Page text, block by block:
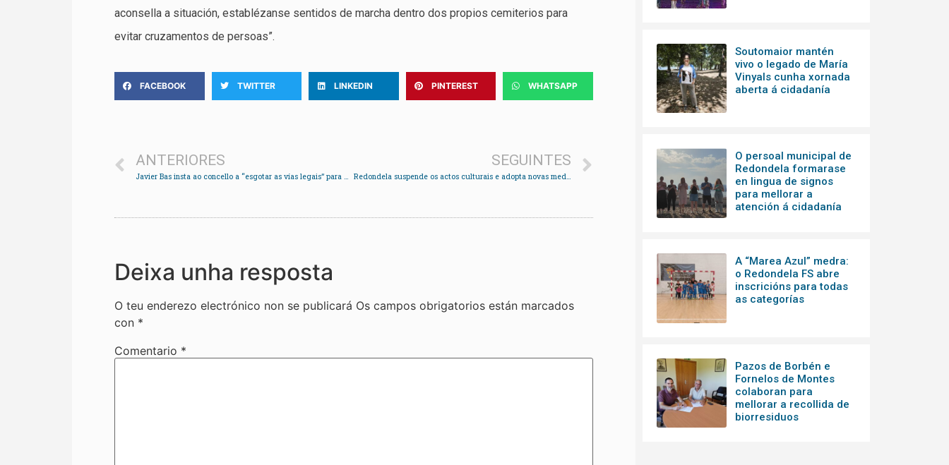
aconsella a situación, establézanse sentidos de marcha dentro dos propios cemiterios para
evitar cruzamentos de persoas”.
FACEBOOK TWITTER LINKEDIN PINTEREST WHATSAPP
ANTERIORES
Javier Bas insta ao concello a “esgotar as vías legais” para que os redondeláns poidan acceder a PassVigo
SEGUINTES
Redondela suspende os actos culturais e adopta novas medidas para frear o avance da COVID-19
Deixa unha resposta
O teu enderezo electrónico non se publicará Os campos obrigatorios están marcados
con *
Comentario *
Soutomaior mantén
vivo o legado de María
Vinyals cunha xornada
aberta á cidadanía
O persoal municipal de
Redondela formarase
en lingua de signos
para mellorar a
atención á cidadanía
A “Marea Azul” medra:
o Redondela FS abre
inscricións para todas
as categorías
Pazos de Borbén e
Fornelos de Montes
colaboran para
mellorar a recollida de
biorresiduos